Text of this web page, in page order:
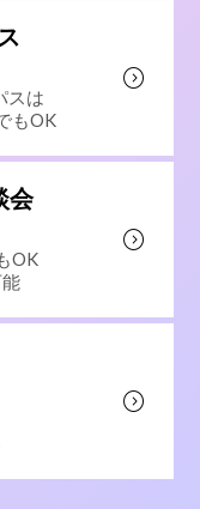
スは
もOK
会
OK